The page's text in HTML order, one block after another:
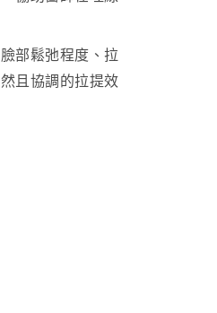
部鬆弛程度、拉
且協調的拉提效